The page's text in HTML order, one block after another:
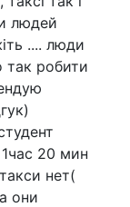
людей
.... люди
так робити
20 мин
нет(
они